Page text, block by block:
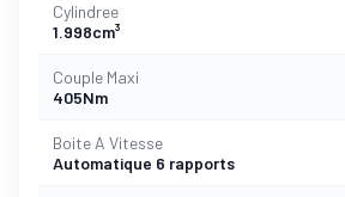
Cylindree
1.998cm³
Couple Maxi
405Nm
Boite A Vitesse
Automatique 6 rapports